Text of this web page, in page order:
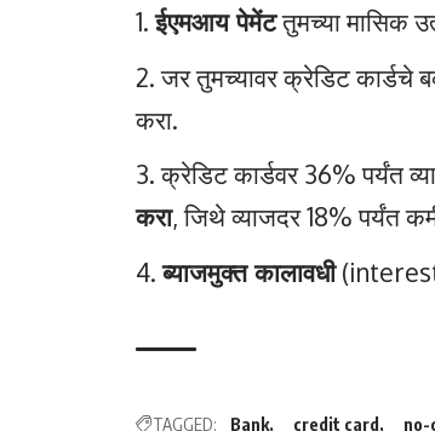
ईएमआय पेमेंटतुमच्या मासिक
जर तुमच्यावर क्रेडिट कार्डचे
करा.
क्रेडिट कार्डवर 36% पर्यंत
करा, जिथे व्याजदर 18% पर्यंत
ब्याजमुक्त कालावधी(interest-
TAGGED: Bank credit card no-